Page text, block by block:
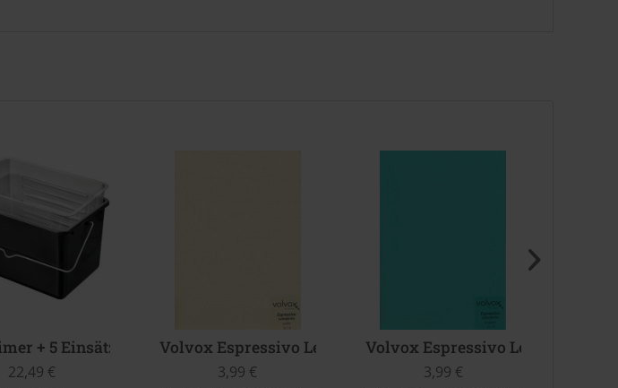
Sea)
+ 5 Einsätze
22,49 €
Volvox Espressivo Lehmfarbe (Vanille)
3,99 €
Volvox Espressivo Lehmfarbe
3,99 €